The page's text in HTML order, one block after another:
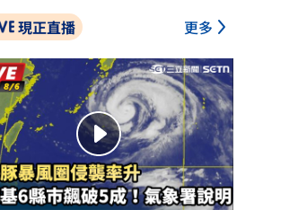
現正直播 更多